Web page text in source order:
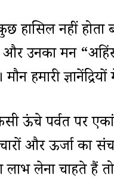
हासिल नहीं होता
उनका मन
हमारी
ऊंचे पर्वत पर
और ऊर्जा का
लेना चाहते हैं